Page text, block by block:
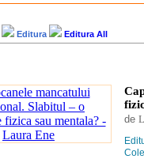
Editura Editura All
de